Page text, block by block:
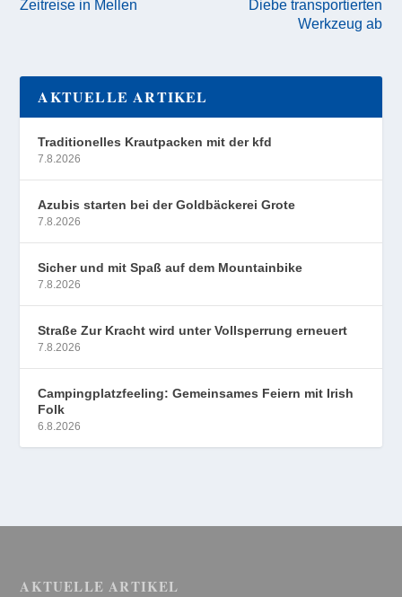
Zeitreise in Mellen
Diebe transportierten
Werkzeug ab
AKTUELLE ARTIKEL
Traditionelles Krautpacken mit der kfd
7.8.2026
Azubis starten bei der Goldbäckerei Grote
7.8.2026
Sicher und mit Spaß auf dem Mountainbike
7.8.2026
Straße Zur Kracht wird unter Vollsperrung erneuert
7.8.2026
Campingplatzfeeling: Gemeinsames Feiern mit Irish
Folk
6.8.2026
AKTUELLE ARTIKEL